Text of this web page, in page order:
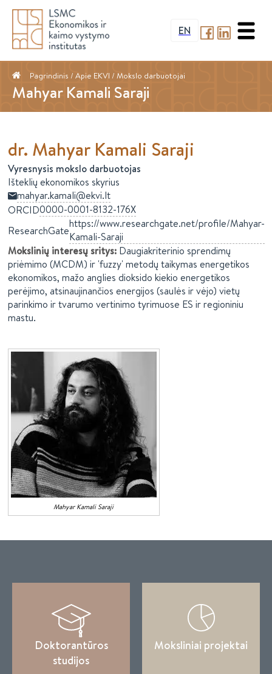
EN
Pagrindinis / Apie EKVI / Mokslo darbuotojai
Mahyar Kamali Saraji
Mahyar Kamali Saraji
dr. Mahyar Kamali Saraji
Vyresnysis mokslo darbuotojas
Išteklių ekonomikos skyrius
mahyar.kamali@ekvi.lt
ORCID0000-0001-8132-176X
ResearchGate
https://www.researchgate.net/profile/Mahyar-
Kamali-Saraji
Mokslinių interesų sritys: Daugiakriterinio sprendimų
priėmimo (MCDM) ir 'fuzzy' metodų taikymas energetikos
ekonomikos, mažo anglies dioksido kiekio energetikos
perėjimo, atsinaujinančios energijos (saulės ir vėjo) vietų
parinkimo ir tvarumo vertinimo tyrimuose ES ir regioniniu
mastu.
Doktorantūros
studijos
Moksliniai projektai